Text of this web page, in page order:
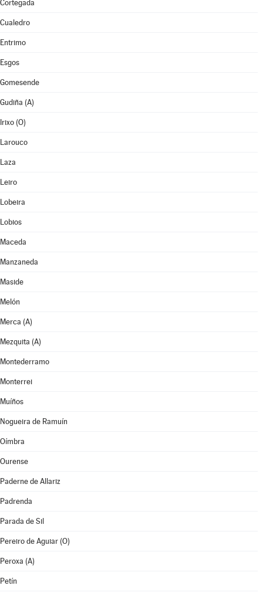
Cortegada
Cualedro
Entrimo
Esgos
Gomesende
Gudiña (A)
Irixo (O)
Larouco
Laza
Leiro
Lobeira
Lobios
Maceda
Manzaneda
Maside
Melón
Merca (A)
Mezquita (A)
Montederramo
Monterrei
Muíños
Nogueira de Ramuín
Oímbra
Ourense
Paderne de Allariz
Padrenda
Parada de Sil
Pereiro de Aguiar (O)
Peroxa (A)
Petín